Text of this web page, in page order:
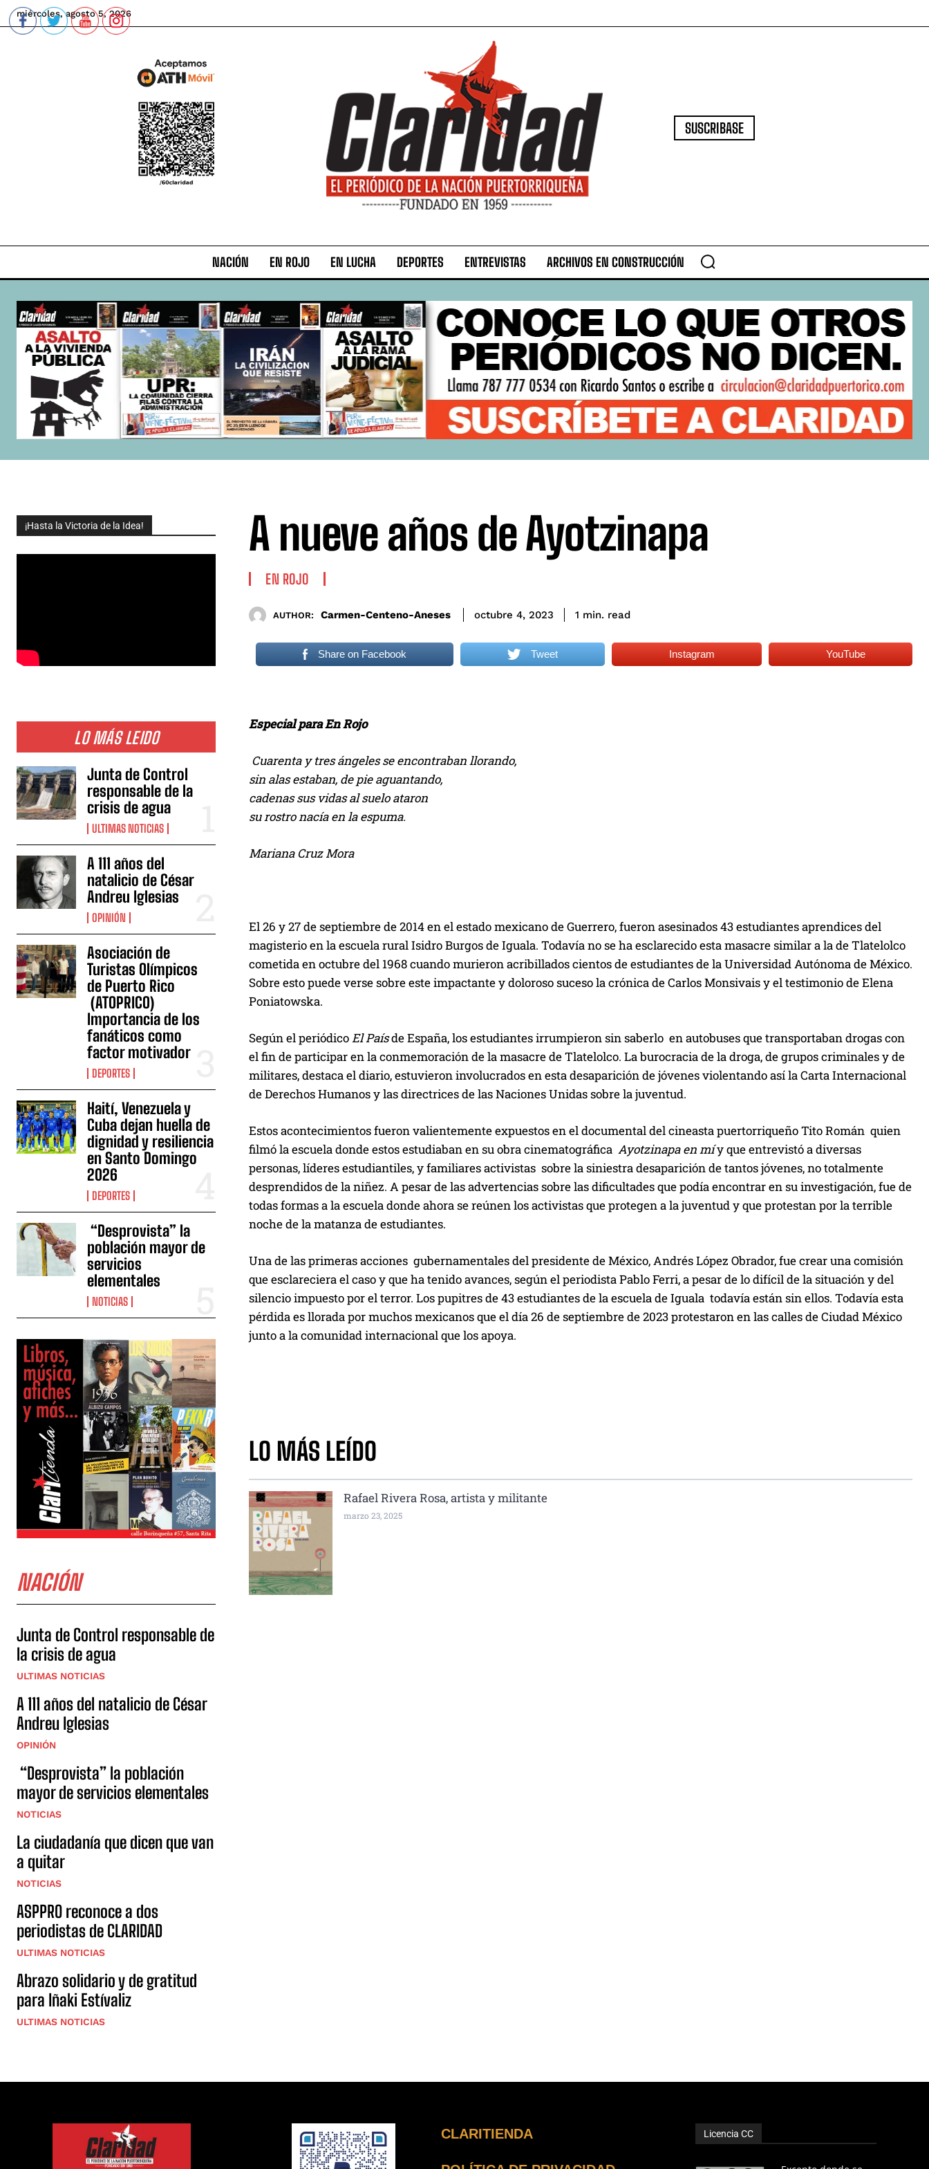
miércoles, agosto 5, 2026
SUSCRIBASE
NACIÓN EN ROJO EN LUCHA DEPORTES ENTREVISTAS ARCHIVOS EN CONSTRUCCIÓN
¡Hasta la Victoria de la Idea!
LO MÁS LEIDO
Junta de Control
responsable de la
crisis de agua
ULTIMAS NOTICIAS
A 111 años del
natalicio de César
Andreu Iglesias
OPINIÓN
Asociación de
Turistas Olímpicos
de Puerto Rico
(ATOPRICO)
Importancia de los
fanáticos como
factor motivador
DEPORTES
Haití, Venezuela y
Cuba dejan huella de
dignidad y resiliencia
en Santo Domingo
2026
DEPORTES
“Desprovista” la
población mayor de
servicios
elementales
NOTICIAS
NACIÓN
Junta de Control responsable de
la crisis de agua
ULTIMAS NOTICIAS
A 111 años del natalicio de César
Andreu Iglesias
OPINIÓN
“Desprovista” la población
mayor de servicios elementales
NOTICIAS
La ciudadanía que dicen que van
a quitar
NOTICIAS
ASPPRO reconoce a dos
periodistas de CLARIDAD
ULTIMAS NOTICIAS
Abrazo solidario y de gratitud
para Iñaki Estívaliz
ULTIMAS NOTICIAS
A nueve años de Ayotzinapa
EN ROJO
AUTHOR: Carmen-Centeno-Aneses octubre 4, 2023 1 min. read
Share on Facebook Tweet Instagram YouTube
Especial para En Rojo
Cuarenta y tres ángeles se encontraban llorando,
sin alas estaban, de pie aguantando,
cadenas sus vidas al suelo ataron
su rostro nacía en la espuma.
Mariana Cruz Mora
El 26 y 27 de septiembre de 2014 en el estado mexicano de Guerrero, fueron asesinados 43 estudiantes aprendices del
magisterio en la escuela rural Isidro Burgos de Iguala. Todavía no se ha esclarecido esta masacre similar a la de Tlatelolco
cometida en octubre del 1968 cuando murieron acribillados cientos de estudiantes de la Universidad Autónoma de México.
Sobre esto puede verse sobre este impactante y doloroso suceso la crónica de Carlos Monsivais y el testimonio de Elena
Poniatowska.
Según el periódico El Paísde España, los estudiantes irrumpieron sin saberlo en autobuses que transportaban drogas con
el fin de participar en la conmemoración de la masacre de Tlatelolco. La burocracia de la droga, de grupos criminales y de
militares, destaca el diario, estuvieron involucrados en esta desaparición de jóvenes violentando así la Carta Internacional
de Derechos Humanos y las directrices de las Naciones Unidas sobre la juventud.
Estos acontecimientos fueron valientemente expuestos en el documental del cineasta puertorriqueño Tito Román quien
filmó la escuela donde estos estudiaban en su obra cinematográfica Ayotzinapa en míy que entrevistó a diversas
personas, líderes estudiantiles, y familiares activistas sobre la siniestra desaparición de tantos jóvenes, no totalmente
desprendidos de la niñez. A pesar de las advertencias sobre las dificultades que podía encontrar en su investigación, fue de
todas formas a la escuela donde ahora se reúnen los activistas que protegen a la juventud y que protestan por la terrible
noche de la matanza de estudiantes.
Una de las primeras acciones gubernamentales del presidente de México, Andrés López Obrador, fue crear una comisión
que esclareciera el caso y que ha tenido avances, según el periodista Pablo Ferri, a pesar de lo difícil de la situación y del
silencio impuesto por el terror. Los pupitres de 43 estudiantes de la escuela de Iguala todavía están sin ellos. Todavía esta
pérdida es llorada por muchos mexicanos que el día 26 de septiembre de 2023 protestaron en las calles de Ciudad México
junto a la comunidad internacional que los apoya.
LO MÁS LEÍDO
Rafael Rivera Rosa, artista y militante
marzo 23, 2025
CLARITIENDA Licencia CC